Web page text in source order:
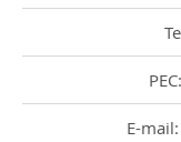
E-